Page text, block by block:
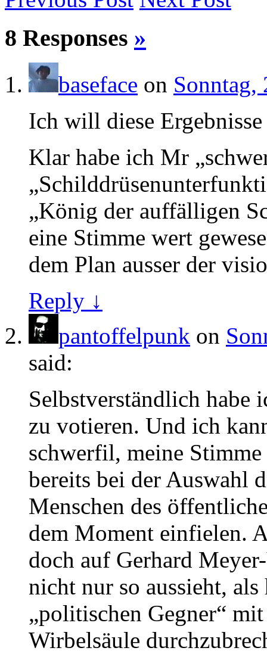
8 Responses »
baseface on Sonntag,
Ich will diese
Klar habe ich Mr
„König der auffälligen
eine Stimme wert
dem Plan ausser der
Reply ↓
pantoffelpunk on
said:
Selbstverständlich habe
zu votieren. Und ich
schwerfil, meine
bereits bei der Auswahl
Menschen des
dem Moment einfielen.
doch auf Gerhard
nicht nur so aussieht,
„politischen Gegner“
Wirbelsäule